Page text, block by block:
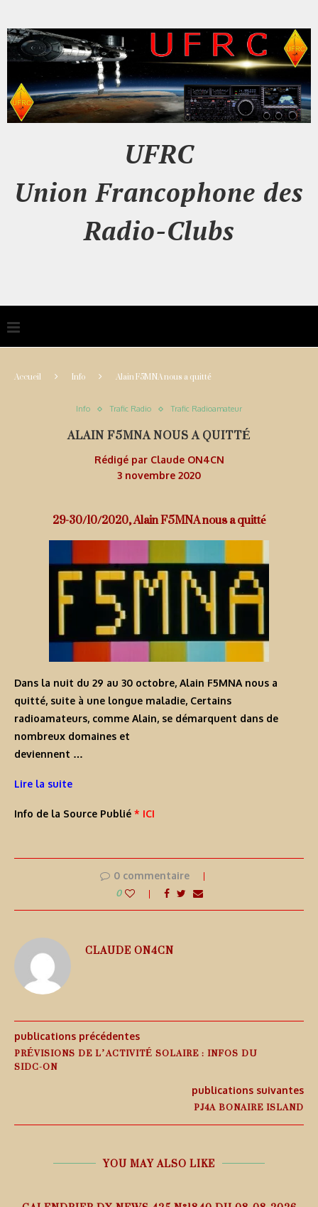
UFRC
Union Francophone des
Radio-Clubs
Accueil Info Alain F5MNA nous a quitté
Info Trafic Radio Trafic Radioamateur
ALAIN F5MNA NOUS A QUITTÉ
Rédigé par Claude ON4CN
3 novembre 2020
29-30/10/2020, Alain F5MNA nous a quitté
Dans la nuit du 29 au 30 octobre, Alain F5MNA nous a
quitté, suite à une longue maladie, Certains
radioamateurs, comme Alain, se démarquent dans de
nombreux domaines et
deviennent …
Lire la suite
Info de la Source Publié * ICI
0 commentaire
0
CLAUDE ON4CN
publications précédentes
PRÉVISIONS DE L’ACTIVITÉ SOLAIRE : INFOS DU
SIDC-ON
publications suivantes
PJ4A BONAIRE ISLAND
YOU MAY ALSO LIKE